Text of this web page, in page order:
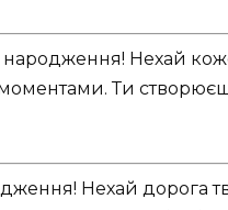
народження! Нехай
Ти
Нехай дорога